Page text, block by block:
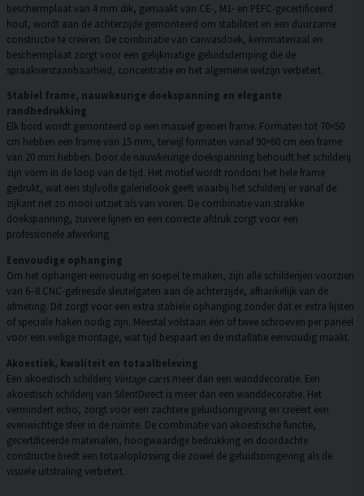
beschermplaat van 4 mm dik, gemaakt van CE-, M1- en PEFC-gecertificeerd
hout, wordt aan de achterzijde gemonteerd om stabiliteit en een duurzame
constructie te creëren. De combinatie van canvasdoek, kernmateriaal en
beschermplaat zorgt voor een gelijkmatige geluidsdemping die de
spraakverstaanbaarheid, concentratie en het algemene welzijn verbetert.
Stabiel frame, nauwkeurige doekspanning en elegante
randbedrukking
Elk bord wordt gemonteerd op een massief grenen frame. Formaten tot 70×50
cm hebben een frame van 15 mm, terwijl formaten vanaf 90×60 cm een frame
van 20 mm hebben. Door de nauwkeurige doekspanning behoudt het schilderij
zijn vorm in de loop van de tijd. Het motief wordt rondom het hele frame
gedrukt, wat een stijlvolle galerielook geeft waarbij het schilderij er vanaf de
zijkant net zo mooi uitziet als van voren. De combinatie van strakke
doekspanning, zuivere lijnen en een correcte afdruk zorgt voor een
professionele afwerking.
Eenvoudige ophanging
Om het ophangen eenvoudig en soepel te maken, zijn alle schilderijen voorzien
van 6–8 CNC-gefreesde sleutelgaten aan de achterzijde, afhankelijk van de
afmeting. Dit zorgt voor een extra stabiele ophanging zonder dat er extra lijsten
of speciale haken nodig zijn. Meestal volstaan één of twee schroeven per paneel
voor een veilige montage, wat tijd bespaart en de installatie eenvoudig maakt.
Akoestiek, kwaliteit en totaalbeleving
Een akoestisch schilderij Vintage caris meer dan een wanddecoratie. Een
akoestisch schilderij van SilentDirect is meer dan een wanddecoratie. Het
vermindert echo, zorgt voor een zachtere geluidsomgeving en creëert een
evenwichtige sfeer in de ruimte. De combinatie van akoestische functie,
gecertificeerde materialen, hoogwaardige bedrukking en doordachte
constructie biedt een totaaloplossing die zowel de geluidsomgeving als de
visuele uitstraling verbetert.